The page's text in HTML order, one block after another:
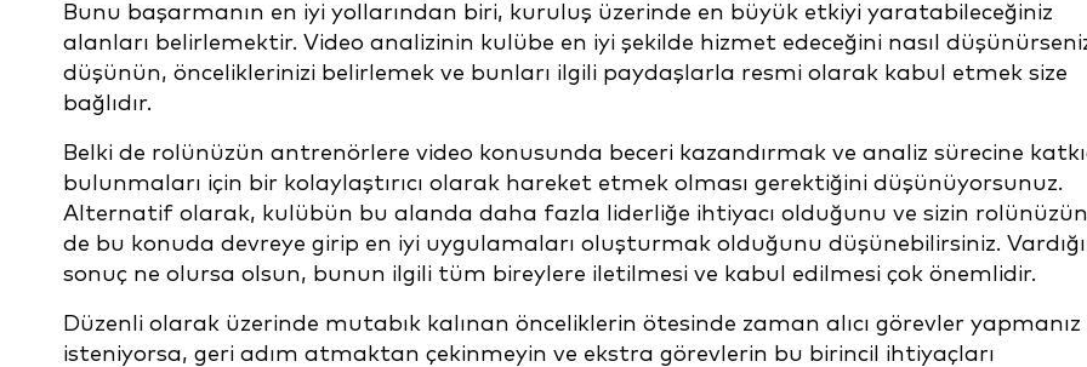
Bunu başarmanın en iyi yollarından biri, kuruluş üzerinde en büyük etkiyi yaratabileceğiniz
alanları belirlemektir. Video analizinin kulübe en iyi şekilde hizmet edeceğini nasıl
düşünün, önceliklerinizi belirlemek ve bunları ilgili paydaşlarla resmi olarak kabul etmek size
bağlıdır.
Belki de rolünüzün antrenörlere video konusunda beceri kazandırmak ve analiz sürecine
bulunmaları için bir kolaylaştırıcı olarak hareket etmek olması gerektiğini düşünüyorsunuz.
Alternatif olarak, kulübün bu alanda daha fazla liderliğe ihtiyacı olduğunu ve sizin rolünüzün
de bu konuda devreye girip en iyi uygulamaları oluşturmak olduğunu düşünebilirsiniz.
sonuç ne olursa olsun, bunun ilgili tüm bireylere iletilmesi ve kabul edilmesi çok önemlidir.
Düzenli olarak üzerinde mutabık kalınan önceliklerin ötesinde zaman alıcı görevler yapmanız
isteniyorsa, geri adım atmaktan çekinmeyin ve ekstra görevlerin bu birincil ihtiyaçları